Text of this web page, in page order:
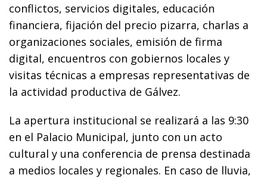
conflictos, servicios digitales, educación
financiera, fijación del precio pizarra, charlas a
organizaciones sociales, emisión de firma
digital, encuentros con gobiernos locales y
visitas técnicas a empresas representativas de
la actividad productiva de Gálvez.
La apertura institucional se realizará a las 9:30
en el Palacio Municipal, junto con un acto
cultural y una conferencia de prensa destinada
a medios locales y regionales. En caso de lluvia,